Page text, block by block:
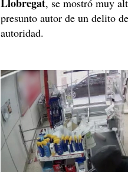
Llobregat, se mostró muy
presunto autor de un delito
autoridad.